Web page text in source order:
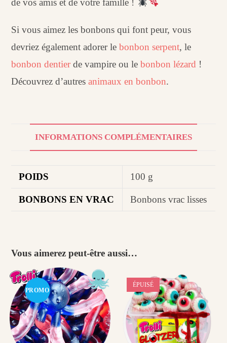
Si vous aimez les bonbons qui font peur, vous
devriez également adorer lebonbon serpent, le
bonbon dentierde vampire ou lebonbon lézard !
Découvrez d’autresanimaux en bonbon.
INFORMATIONS COMPLÉMENTAIRES
POIDS 100 g
BONBONS EN VRAC Bonbons vrac lisses
Vous aimerez peut-être aussi…
PROMO
!
ÉPUISÉ